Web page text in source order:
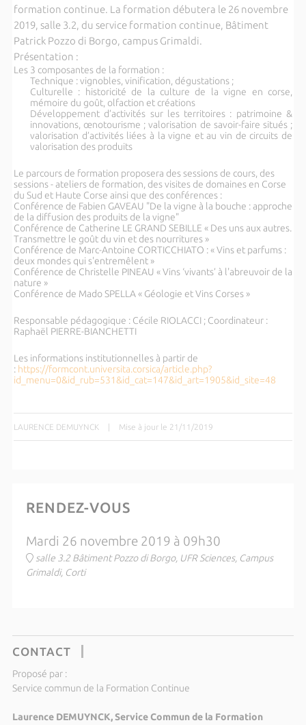
formation continue. La formation débutera le 26 novembre
2019, salle 3.2, du service formation continue, Bâtiment
Patrick Pozzo di Borgo, campus Grimaldi.
Présentation :
Les 3 composantes de la formation :
Technique : vignobles, vinification, dégustations ;
Culturelle : historicité de la culture de la vigne en corse,
mémoire du goût, olfaction et créations
Développement d’activités sur les territoires : patrimoine &
innovations, œnotourisme ; valorisation de savoir-faire situés ;
valorisation d’activités liées à la vigne et au vin de circuits de
valorisation des produits
Le parcours de formation proposera des sessions de cours, des
sessions - ateliers de formation, des visites de domaines en Corse
du Sud et Haute Corse ainsi que des conférences :
Conférence de Fabien GAVEAU "De la vigne à la bouche : approche
de la diffusion des produits de la vigne"
Conférence de Catherine LE GRAND SEBILLE « Des uns aux autres.
Transmettre le goût du vin et des nourritures »
Conférence de Marc-Antoine CORTICCHIATO : « Vins et parfums :
deux mondes qui s'entremêlent »
Conférence de Christelle PINEAU « Vins ‘vivants’ à l'abreuvoir de la
nature »
Conférence de Mado SPELLA « Géologie et Vins Corses »
Responsable pédagogique : Cécile RIOLACCI ; Coordinateur :
Raphaël PIERRE-BIANCHETTI
Les informations institutionnelles à partir de
: https://formcont.universita.corsica/article.php?
id_menu=0&id_rub=531&id_cat=147&id_art=1905&id_site=48
LAURENCE DEMUYNCK | Mise à jour le 21/11/2019
RENDEZ-VOUS
Mardi 26 novembre 2019 à 09h30
salle 3.2 Bâtiment Pozzo di Borgo, UFR Sciences, Campus
Grimaldi, Corti
CONTACT
Proposé par :
Service commun de la Formation Continue
Laurence DEMUYNCK, Service Commun de la Formation